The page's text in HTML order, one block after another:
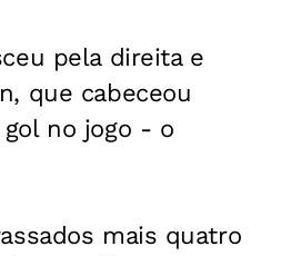
pela direita e
que cabeceou
no jogo - o
mais quatro